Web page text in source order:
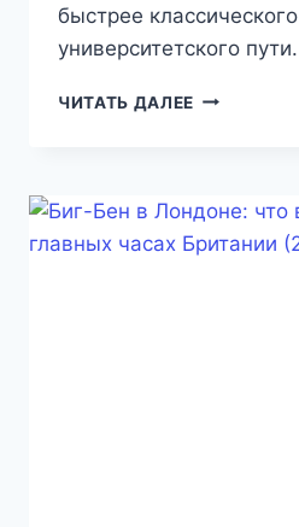
быстрее классического
университетского пути.
ЧИТАТЬ ДАЛЕЕ СИСТЕМА
2026
ГОДУ: